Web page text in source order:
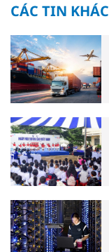
CÁC TIN KHÁC